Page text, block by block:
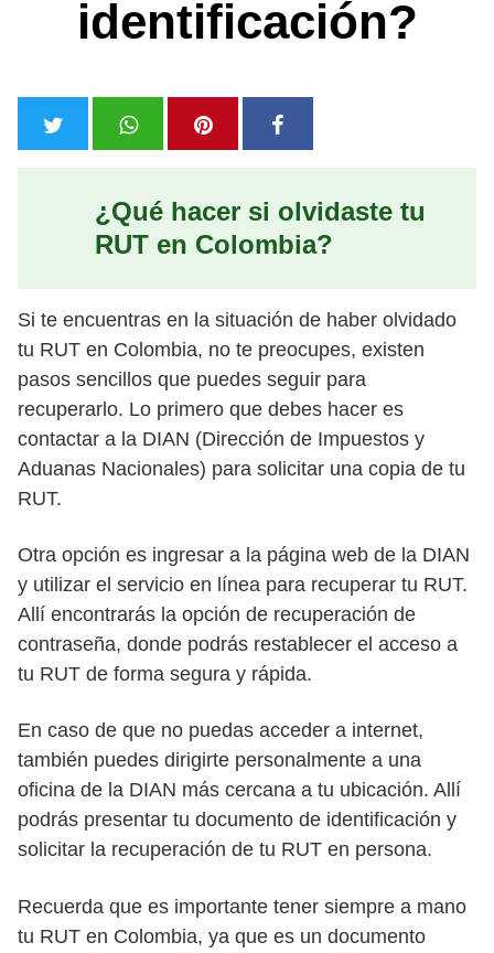
identificación?
¿Qué hacer si olvidaste tu
RUT en Colombia?
Si te encuentras en la situación de haber olvidado
tu RUT en Colombia, no te preocupes, existen
pasos sencillos que puedes seguir para
recuperarlo. Lo primero que debes hacer es
contactar a la DIAN (Dirección de Impuestos y
Aduanas Nacionales) para solicitar una copia de tu
RUT.
Otra opción es ingresar a la página web de la DIAN
y utilizar el servicio en línea para recuperar tu RUT.
Allí encontrarás la opción de recuperación de
contraseña, donde podrás restablecer el acceso a
tu RUT de forma segura y rápida.
En caso de que no puedas acceder a internet,
también puedes dirigirte personalmente a una
oficina de la DIAN más cercana a tu ubicación. Allí
podrás presentar tu documento de identificación y
solicitar la recuperación de tu RUT en persona.
Recuerda que es importante tener siempre a mano
tu RUT en Colombia, ya que es un documento